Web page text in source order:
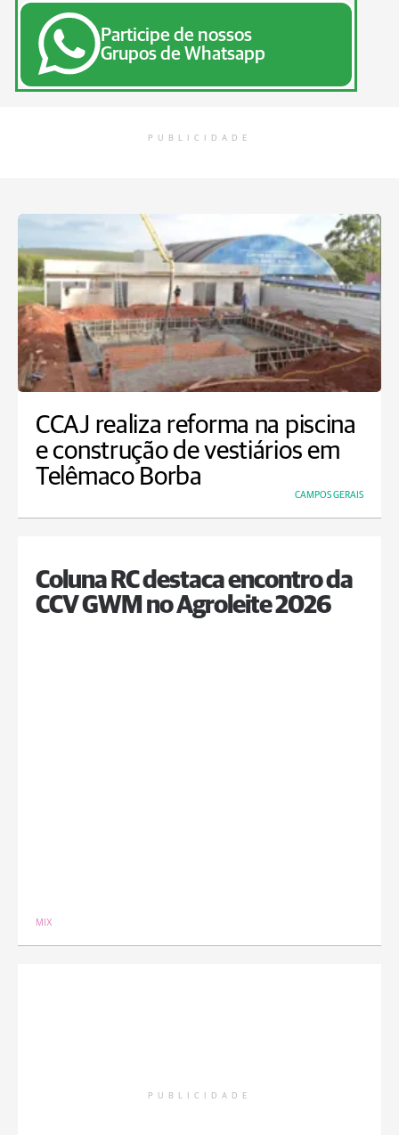
Participe de nossos
Grupos de Whatsapp
PUBLICIDADE
CCAJ realiza reforma na piscina
e construção de vestiários em
Telêmaco Borba
CAMPOS GERAIS
Coluna RC destaca encontro da
CCV GWM no Agroleite 2026
MIX
PUBLICIDADE